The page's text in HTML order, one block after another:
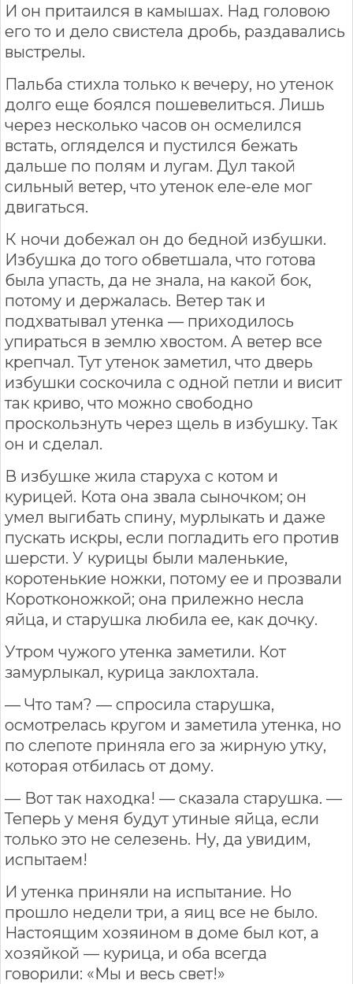
И он притаился в камышах. Над головою
его то и дело свистела дробь, раздавались
выстрелы.
Пальба стихла только к вечеру, но утенок
долго еще боялся пошевелиться. Лишь
через несколько часов он осмелился
встать, огляделся и пустился бежать
дальше по полям и лугам. Дул такой
сильный ветер, что утенок еле-еле мог
двигаться.
К ночи добежал он до бедной избушки.
Избушка до того обветшала, что готова
была упасть, да не знала, на какой бок,
потому и держалась. Ветер так и
подхватывал утенка — приходилось
упираться в землю хвостом. А ветер все
крепчал. Тут утенок заметил, что дверь
избушки соскочила с одной петли и висит
так криво, что можно свободно
проскользнуть через щель в избушку. Так
он и сделал.
В избушке жила старуха с котом и
курицей. Кота она звала сыночком; он
умел выгибать спину, мурлыкать и даже
пускать искры, если погладить его против
шерсти. У курицы были маленькие,
коротенькие ножки, потому ее и прозвали
Коротконожкой; она прилежно несла
яйца, и старушка любила ее, как дочку.
Утром чужого утенка заметили. Кот
замурлыкал, курица заклохтала.
— Что там? — спросила старушка,
осмотрелась кругом и заметила утенка, но
по слепоте приняла его за жирную утку,
которая отбилась от дому.
— Вот так находка! — сказала старушка. —
Теперь у меня будут утиные яйца, если
только это не селезень. Ну, да увидим,
испытаем!
И утенка приняли на испытание. Но
прошло недели три, а яиц все не было.
Настоящим хозяином в доме был кот, а
хозяйкой — курица, и оба всегда
говорили: «Мы и весь свет!»